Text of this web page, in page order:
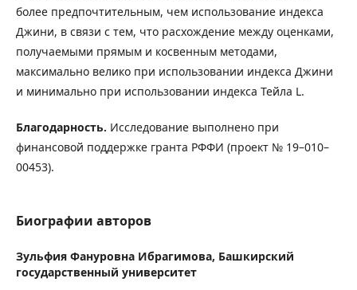
более предпочтительным, чем использование индекса
Джини, в связи с тем, что расхождение между оценками,
получаемыми прямым и косвенным методами,
максимально велико при использовании индекса Джини
и минимально при использовании индекса Тейла L.
Благодарность. Исследование выполнено при
финансовой поддержке гранта РФФИ (проект № 19–010–
00453).
Биографии авторов
Зульфия Фануровна Ибрагимова, Башкирский
государственный университет